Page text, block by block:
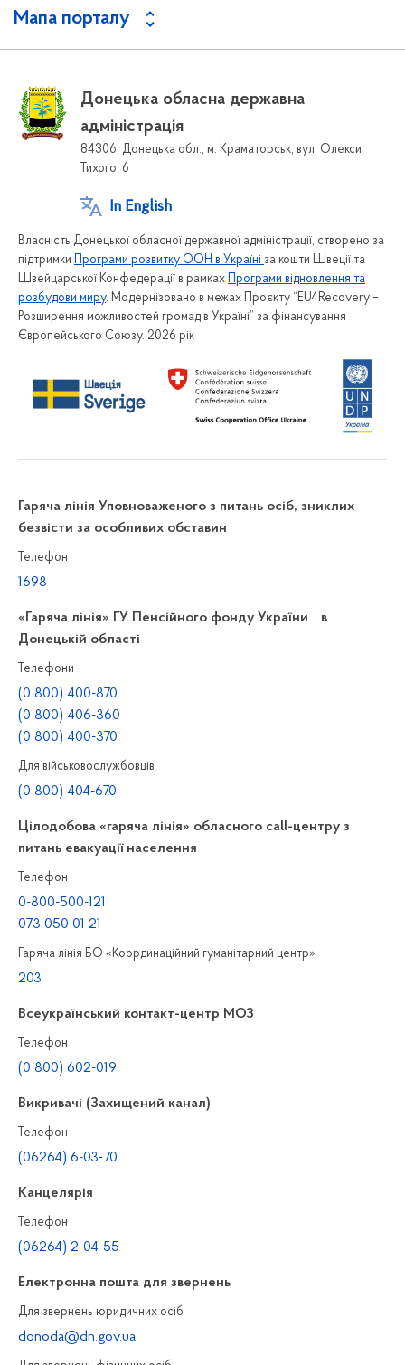
Мапа порталу
Донецька обласна державна
адміністрація
84306, Донецька обл., м. Краматорськ, вул. Олекси
Тихого, 6
In English
Власність Донецької обласної державної адміністрації, створено за
підтримки Програми розвитку ООН в Україні за кошти Швеції та
Швейцарської Конфедерації в рамках Програми відновлення та
розбудови миру. Модернізовано в межах Проєкту “EU4Recovery –
Розширення можливостей громад в Україні” за фінансування
Європейського Союзу. 2026 рік
Гаряча лінія Уповноваженого з питань осіб, зниклих
безвісти за особливих обставин
Телефон
1698
«Гаряча лінія» ГУ Пенсійного фонду України в
Донецькій області
Телефони
(0 800) 400-870
(0 800) 406-360
(0 800) 400-370
Для військовослужбовців
(0 800) 404-670
Цілодобова «гаряча лінія» обласного call-центру з
питань евакуації населення
Телефон
0-800-500-121
073 050 01 21
Гаряча лінія БО «Координаційний гуманітарний центр»
203
Всеукраїнський контакт-центр МОЗ
Телефон
(0 800) 602-019
Викривачі (Захищений канал)
Телефон
(06264) 6-03-70
Канцелярiя
Телефон
(06264) 2-04-55
Електронна пошта для звернень
Для звернень юридичних осiб
donoda@dn.gov.ua